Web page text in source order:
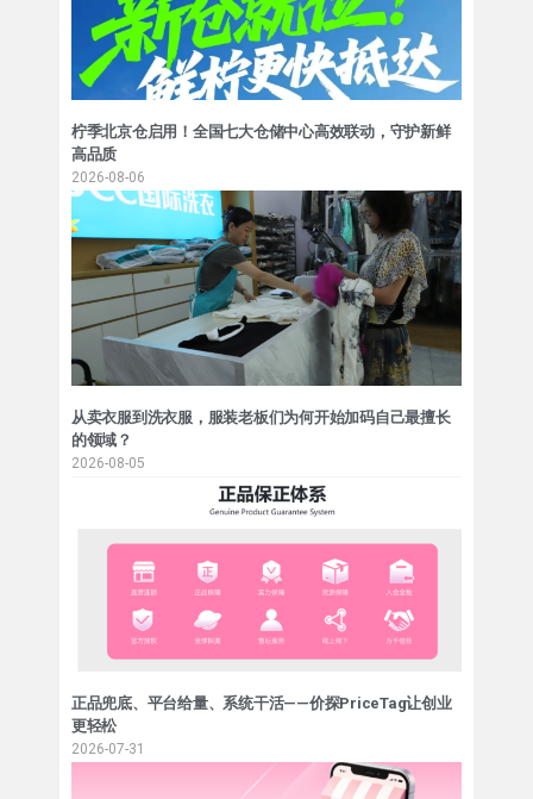
柠季北京仓启用！全国七大仓储中心高效联动，守护新鲜
高品质
2026-08-06
从卖衣服到洗衣服，服装老板们为何开始加码自己最擅长
的领域？
2026-08-05
正品兜底、平台给量、系统干活——价探PriceTag让创业
更轻松
2026-07-31